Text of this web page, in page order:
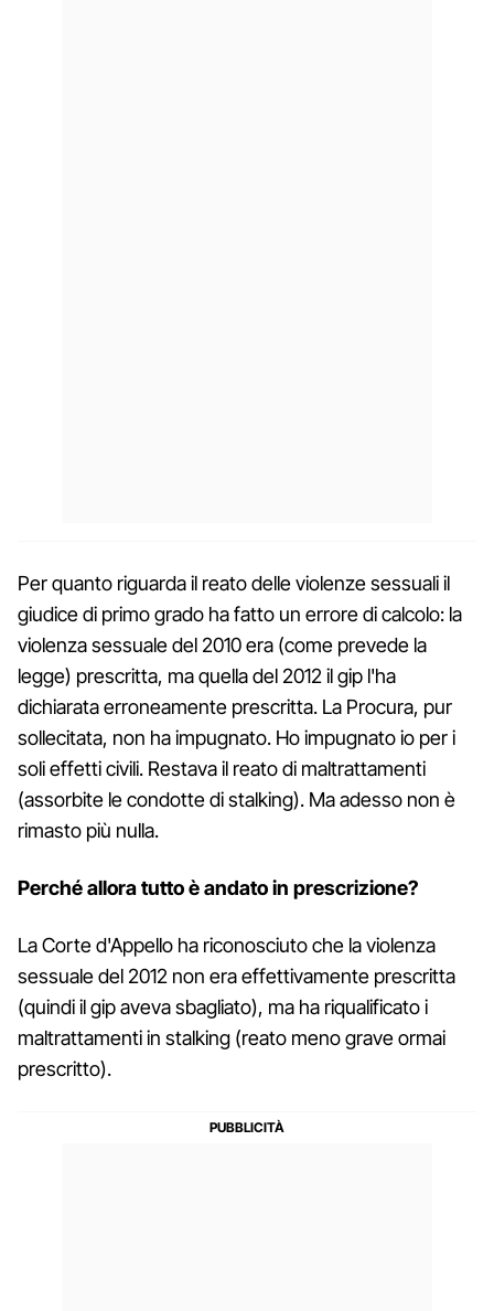
Per quanto riguarda il reato delle violenze sessuali il
giudice di primo grado ha fatto un errore di calcolo: la
violenza sessuale del 2010 era (come prevede la
legge) prescritta, ma quella del 2012 il gip l'ha
dichiarata erroneamente prescritta. La Procura, pur
sollecitata, non ha impugnato. Ho impugnato io per i
soli effetti civili. Restava il reato di maltrattamenti
(assorbite le condotte di stalking). Ma adesso non è
rimasto più nulla.
Perché allora tutto è andato in prescrizione?
La Corte d'Appello ha riconosciuto che la violenza
sessuale del 2012 non era effettivamente prescritta
(quindi il gip aveva sbagliato), ma ha riqualificato i
maltrattamenti in stalking (reato meno grave ormai
prescritto).